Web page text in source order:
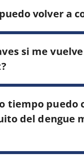
volver a
si me
tiempo puedo
del dengue